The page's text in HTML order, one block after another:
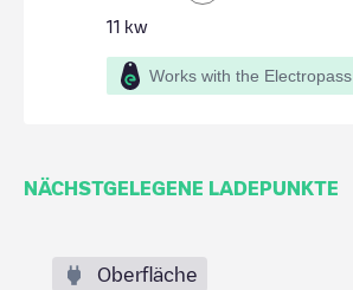
11 kw
Works with the Electropass
NÄCHSTGELEGENE LADEPUNKTE
Oberfläche